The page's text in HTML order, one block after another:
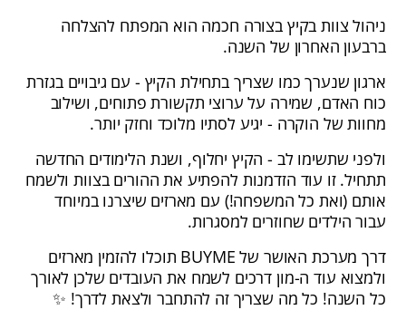
ניהול צוות בקיץ בצורה חכמה הוא המפתח להצלחה
ברבעון האחרון של השנה.
ארגון שנערך כמו שצריך בתחילת הקיץ - עם גיבויים בגזרת
כוח האדם, שמירה על ערוצי תקשורת פתוחים, ושילוב
מחוות של הוקרה - יגיע לסתיו מלוכד וחזק יותר.
ולפני שתשימו לב - הקיץ יחלוף, ושנת הלימודים החדשה
תתחיל. זו עוד הזדמנות להפתיע את ההורים בצוות ולשמח
אותם (ואת כל המשפחה!) עם מארזים שיצרנו במיוחד
עבור הילדים שחוזרים למסגרות.
דרך מערכת האושר של BUYME תוכלו להזמין מארזים
ולמצוא עוד ה-מון דרכים לשמח את העובדים שלכן לאורך
כל השנה! כל מה שצריך זה להתחבר ולצאת לדרך! ✨